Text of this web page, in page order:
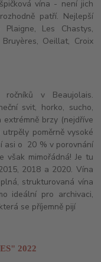
vína - není jich
patří. Nejlepší
Les Chastys,
Oeillat, Croix
v Beaujolais.
svit, horko, sucho,
brzy (nejdříve
poměrně vysoké
asi o 20 % v porovnání
však mimořádná! Je tu
2018 a 2020. Vína
strukturovaná vína
ideální pro archivaci,
se příjemně pijí
2022